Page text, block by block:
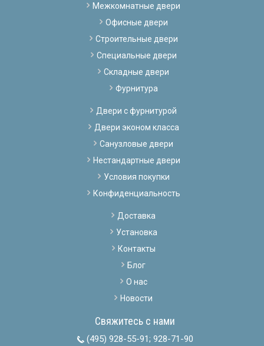
Межкомнатные двери
Офисные двери
Строительные двери
Специальные двери
Складные двери
Фурнитура
Двери с фурнитурой
Двери эконом класса
Санузловые двери
Нестандартные двери
Условия покупки
Конфиденциальность
Доставка
Установка
Контакты
Блог
О нас
Новости
Свяжитесь с нами
(495) 928-55-91; 928-71-90